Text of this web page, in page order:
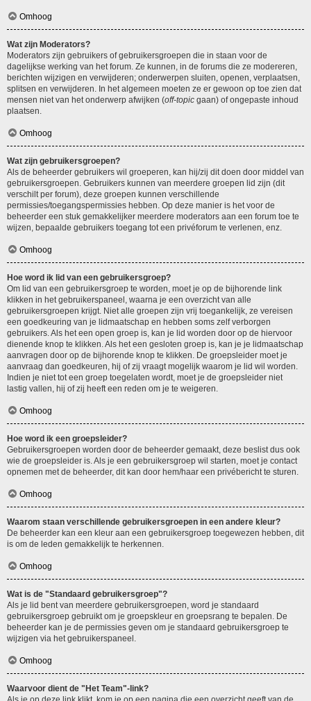
Omhoog
Wat zijn Moderators?
Moderators zijn gebruikers of gebruikersgroepen die in staan voor de
dagelijkse werking van het forum. Ze kunnen, in de forums die ze modereren,
berichten wijzigen en verwijderen; onderwerpen sluiten, openen, verplaatsen,
splitsen en verwijderen. In het algemeen moeten ze er gewoon op toe zien dat
mensen niet van het onderwerp afwijken (off-topic gaan) of ongepaste inhoud
plaatsen.
Omhoog
Wat zijn gebruikersgroepen?
Als de beheerder gebruikers wil groeperen, kan hij/zij dit doen door middel van
gebruikersgroepen. Gebruikers kunnen van meerdere groepen lid zijn (dit
verschilt per forum), deze groepen kunnen verschillende
permissies/toegangspermissies hebben. Op deze manier is het voor de
beheerder een stuk gemakkelijker meerdere moderators aan een forum toe te
wijzen, bepaalde gebruikers toegang tot een privéforum te verlenen, enz.
Omhoog
Hoe word ik lid van een gebruikersgroep?
Om lid van een gebruikersgroep te worden, moet je op de bijhorende link
klikken in het gebruikerspaneel, waarna je een overzicht van alle
gebruikersgroepen krijgt. Niet alle groepen zijn vrij toegankelijk, ze vereisen
een goedkeuring van je lidmaatschap en hebben soms zelf verborgen
gebruikers. Als het een open groep is, kan je lid worden door op de hiervoor
dienende knop te klikken. Als het een gesloten groep is, kan je je lidmaatschap
aanvragen door op de bijhorende knop te klikken. De groepsleider moet je
aanvraag dan goedkeuren, hij of zij vraagt mogelijk waarom je lid wil worden.
Indien je niet tot een groep toegelaten wordt, moet je de groepsleider niet
lastig vallen, hij of zij heeft een reden om je te weigeren.
Omhoog
Hoe word ik een groepsleider?
Gebruikersgroepen worden door de beheerder gemaakt, deze beslist dus ook
wie de groepsleider is. Als je een gebruikersgroep wil starten, moet je contact
opnemen met de beheerder, dit kan door hem/haar een privébericht te sturen.
Omhoog
Waarom staan verschillende gebruikersgroepen in een andere kleur?
De beheerder kan een kleur aan een gebruikersgroep toegewezen hebben, dit
is om de leden gemakkelijk te herkennen.
Omhoog
Wat is de "Standaard gebruikersgroep"?
Als je lid bent van meerdere gebruikersgroepen, word je standaard
gebruikersgroep gebruikt om je groepskleur en groepsrang te bepalen. De
beheerder kan je de permissies geven om je standaard gebruikersgroep te
wijzigen via het gebruikerspaneel.
Omhoog
Waarvoor dient de "Het Team"-link?